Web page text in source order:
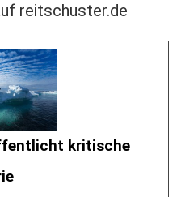
reitschuster.de
kritische